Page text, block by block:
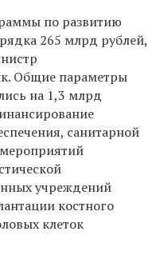
по развитию
265 млрд рублей,
Общие параметры
на 1,3 млрд
санитарной
учреждений
костного
клеток